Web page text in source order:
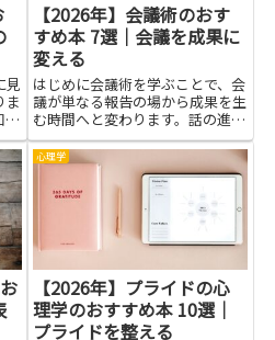
見
ま
る
役
話
。
の
【2026年】会議術のおす
すめ本 7選｜会議を成果に
変える
はじめに会議術を学ぶことで、会
議が単なる報告の場から成果を生
む時間へと変わります。話の進め
方や議題の整理、時間配分、参加
者の役割づけといった基本を身に
つければ、無駄な議論や長引く会
議を減らし、意思決定をスムーズ
にできます。メンバーの理解が
心理学
【2026年】プライドの心
理学のおすすめ本 10選｜
プライドを整える